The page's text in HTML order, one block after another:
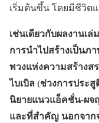
เริ่มต้นขึ้น โดยมีชีวิต
เช่นเดียวกับผลงานเ
การนำไปสร้างเป็นภ
พวงแห่งความสร้างส
ไบเบิล (ช่วงการประ
นิยายแนวแอ็คชั่น-ผ
และที่สำคัญ นอกจาก